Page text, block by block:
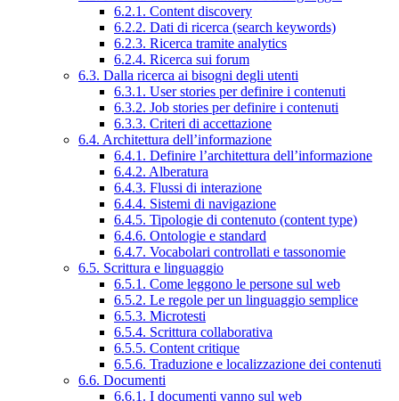
6.2.1. Content discovery
6.2.2. Dati di ricerca (search keywords)
6.2.3. Ricerca tramite analytics
6.2.4. Ricerca sui forum
6.3. Dalla ricerca ai bisogni degli utenti
6.3.1. User stories per definire i contenuti
6.3.2. Job stories per definire i contenuti
6.3.3. Criteri di accettazione
6.4. Architettura dell’informazione
6.4.1. Definire l’architettura dell’informazione
6.4.2. Alberatura
6.4.3. Flussi di interazione
6.4.4. Sistemi di navigazione
6.4.5. Tipologie di contenuto (content type)
6.4.6. Ontologie e standard
6.4.7. Vocabolari controllati e tassonomie
6.5. Scrittura e linguaggio
6.5.1. Come leggono le persone sul web
6.5.2. Le regole per un linguaggio semplice
6.5.3. Microtesti
6.5.4. Scrittura collaborativa
6.5.5. Content critique
6.5.6. Traduzione e localizzazione dei contenuti
6.6. Documenti
6.6.1. I documenti vanno sul web